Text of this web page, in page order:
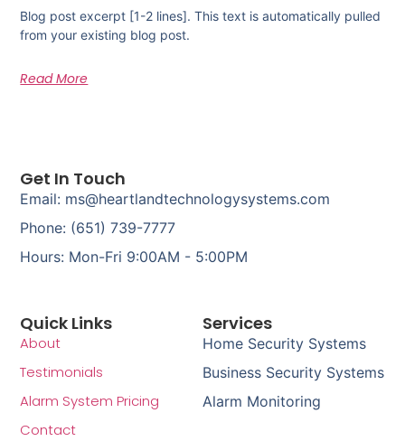
Blog post excerpt [1-2 lines]. This text is automatically pulled
from your existing blog post.
Read More
Services
Home Security Systems
Business Security Systems
Alarm Monitoring
Quick Links
About
Testimonials
Alarm System Pricing
Contact
Get In Touch
Email: ms@heartlandtechnologysystems.com
Phone: (651) 739-7777
Hours: Mon-Fri 9:00AM - 5:00PM